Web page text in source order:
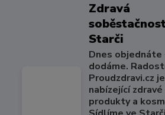
Zdravá
Starči
Dnes objednáte
dodáme.
Proudzdravi.cz
nabízející zdravé
produkty a